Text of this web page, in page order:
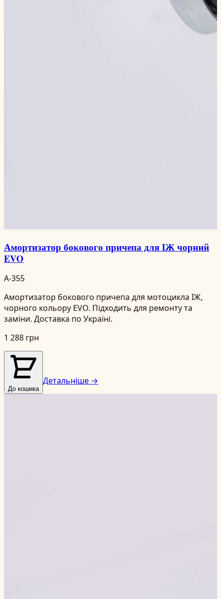
Амортизатор бокового причепа для ІЖ чорний
EVO
A-355
Амортизатор бокового причепа для мотоцикла ІЖ,
чорного кольору EVO. Підходить для ремонту та
заміни. Доставка по Україні.
1 288 грн
До кошика
Детальніше →